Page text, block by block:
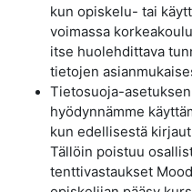
kun opiskelu- tai
voimassa
itse huolehdittava
tietojen
Tietosuoja-
hyödynnämme
kun edellisestä
Tällöin poistuu
tenttivastaukset